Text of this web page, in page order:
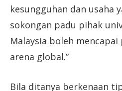
kesungguhan dan usaha
sokongan padu pihak
Malaysia boleh
arena global.”
Bila ditanya berkenaan